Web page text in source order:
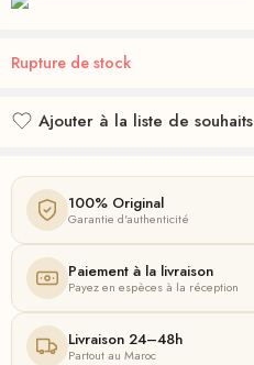
Rupture de stock
Ajouter à la liste de souhaits
100% Original
Garantie d'authenticité
Paiement à la livraison
Payez en espèces à la réception
Livraison 24–48h
Partout au Maroc